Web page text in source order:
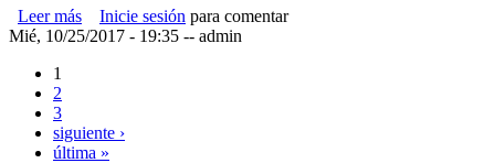
Leer más sobre Presentación Webinar GACSA. Parte2
Inicie sesión para comentar
Mié, 10/25/2017 - 19:35 -- admin
Páginas
1
2
3
siguiente ›
última »